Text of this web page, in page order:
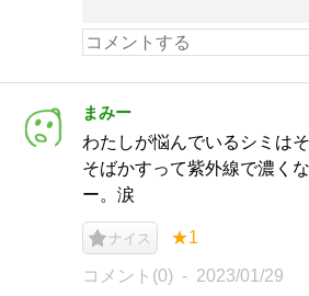
まみー
わたしが悩んでいるシミは
そばかすって紫外線で濃く
ー。涙
ナイス ★1
コメント(0) 2023/01/29